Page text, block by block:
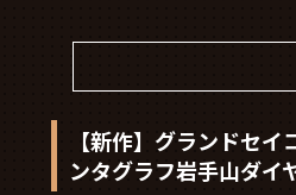
【新作】グランドセ
ンタグラフ岩手山ダイ